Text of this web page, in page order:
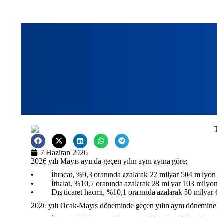
7 Haziran 2026
2026 yılı Mayıs ayında geçen yılın aynı ayına göre;
• İhracat, %9,3 oranında azalarak 22 milyar 504 milyon
• İthalat, %10,7 oranında azalarak 28 milyar 103
• Dış ticaret hacmi, %10,1 oranında azalarak 50 milyar
2026 yılı Ocak-Mayıs döneminde geçen yılın aynı